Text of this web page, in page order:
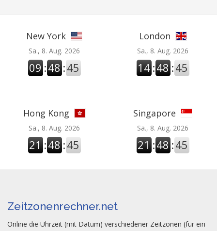
New York
Sa., 8. Aug. 2026
09 :48 :46
London
Sa., 8. Aug. 2026
14 :48 :46
Hong Kong
Sa., 8. Aug. 2026
21 :48 :46
Singapore
Sa., 8. Aug. 2026
21 :48 :46
Zeitzonenrechner.net
Online die Uhrzeit (mit Datum) verschiedener Zeitzonen (für ein